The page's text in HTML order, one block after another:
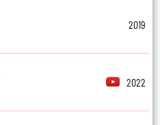
2019
2022